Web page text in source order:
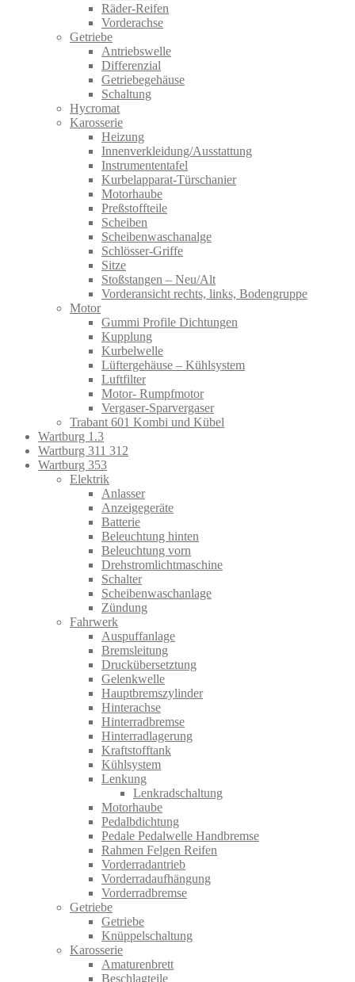
Räder-Reifen
Vorderachse
Getriebe
Antriebswelle
Differenzial
Getriebegehäuse
Schaltung
Hycromat
Karosserie
Heizung
Innenverkleidung/Ausstattung
Instrumententafel
Kurbelapparat-Türschanier
Motorhaube
Preßstoffteile
Scheiben
Scheibenwaschanalge
Schlösser-Griffe
Sitze
Stoßstangen – Neu/Alt
Vorderansicht rechts, links, Bodengruppe
Motor
Gummi Profile Dichtungen
Kupplung
Kurbelwelle
Lüftergehäuse – Kühlsystem
Luftfilter
Motor- Rumpfmotor
Vergaser-Sparvergaser
Trabant 601 Kombi und Kübel
Wartburg 1.3
Wartburg 311 312
Wartburg 353
Elektrik
Anlasser
Anzeigegeräte
Batterie
Beleuchtung hinten
Beleuchtung vorn
Drehstromlichtmaschine
Schalter
Scheibenwaschanlage
Zündung
Fahrwerk
Auspuffanlage
Bremsleitung
Druckübersetztung
Gelenkwelle
Hauptbremszylinder
Hinterachse
Hinterradbremse
Hinterradlagerung
Kraftstofftank
Kühlsystem
Lenkung
Lenkradschaltung
Motorhaube
Pedalbdichtung
Pedale Pedalwelle Handbremse
Rahmen Felgen Reifen
Vorderradantrieb
Vorderradaufhängung
Vorderradbremse
Getriebe
Getriebe
Knüppelschaltung
Karosserie
Amaturenbrett
Beschlagteile